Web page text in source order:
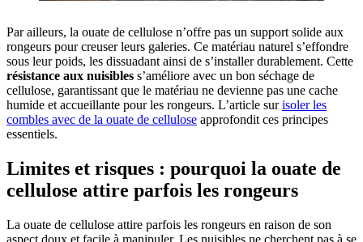
Par ailleurs, la ouate de cellulose n’offre pas un support solide aux
rongeurs pour creuser leurs galeries. Ce matériau naturel s’effondre
sous leur poids, les dissuadant ainsi de s’installer durablement. Cette
résistance aux nuisibles s’améliore avec un bon séchage de
cellulose, garantissant que le matériau ne devienne pas une cache
humide et accueillante pour les rongeurs. L’article surisoler les
combles avec de la ouate de cellulose approfondit ces principes
essentiels.
Limites et risques : pourquoi la ouate de
cellulose attire parfois les rongeurs
La ouate de cellulose attire parfois les rongeurs en raison de son